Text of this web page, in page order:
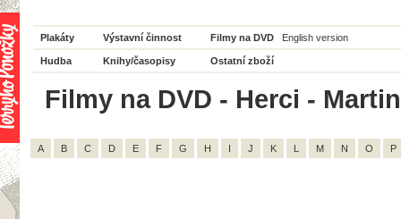
Plakáty Výstavní činnost Filmy na DVD English version
Hudba Knihy/časopisy Ostatní zboží
Filmy na DVD - Herci -
A B C D E F G H I J K L M N O P